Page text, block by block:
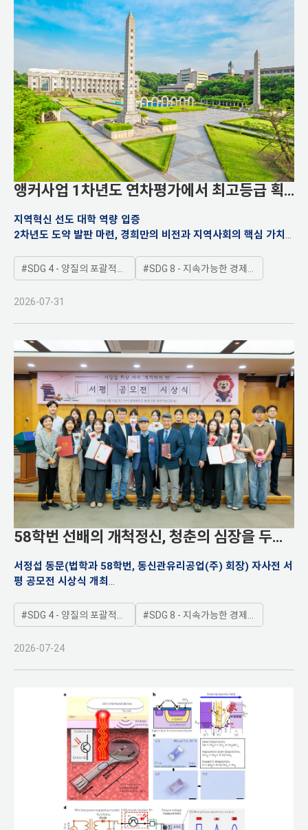
앵커사업 1차년도 연차평가에서 최고등급 획
득
지역혁신 선도 대학 역량 입증
2차년도 도약 발판 마련, 경희만의 비전과 지역사회의 핵심 가치
SDG 4 - 양질의 포괄적인 교육제공과 평생학습기회 제공 SDG 8 - 지속가능한 경제성장 및 양질의 일자리와 고용보장
2026-07-31
58학번 선배의 개척정신, 청춘의 심장을 두드
리다
서정섭 동문(법학과 58학번, 동신관유리공업(주) 회장) 자사전 서
평 공모전 시상식 개최
딛고 나아갈 용기 얻었다”
SDG 4 - 양질의 포괄적인 교육제공과 평생학습기회 제공 SDG 8 - 지속가능한 경제성장 및 양질의 일자리와 고용보장
2026-07-24